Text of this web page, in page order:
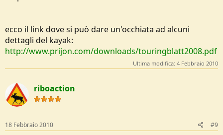
ecco il link dove si può dare un'occhiata ad alcuni
dettagli del kayak:
http://www.prijon.com/downloads/touringblatt2008.pdf
Ultima modifica: 4 Febbraio 2010
riboaction
18 Febbraio 2010 #9